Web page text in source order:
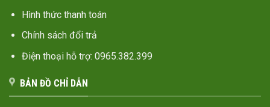
Hình thức thanh toán
Chính sách đổi trả
Điện thoại hỗ trợ: 0965.382.399
BẢN ĐỒ CHỈ DẪN